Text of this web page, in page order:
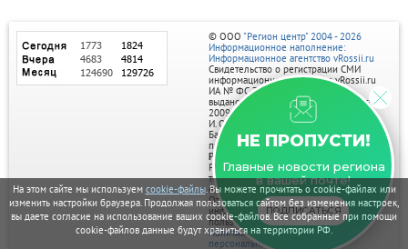
На этом сайте мы используем cookie-файлы. Вы можете прочитать о cookie-файлах или
изменить настройки браузера. Продолжая пользоваться сайтом без изменения настроек,
вы даете согласие на использование ваших cookie-файлов. Все собранные при помощи
cookie-файлов данные будут храниться на территории РФ.
НЕ ПРОПУСТИ!
Главные новости региона
в вашей почте!
ПОДПИСАТЬСЯ
© ООО "Регион центр" 2004 - 2026
Информационное наполнение:
Информационное агентство vRossii.ru
Свидетельство о регистрации СМИ
информационного агентства vRossii.ru
ИА № ФС 77‑35502
выдано РОСКОМНАДЗОРом 04 марта
2009г.
И. О. Главного редактора Нарыков А. Н.
Баннеры на портале размещаются на
правах рекламы.
Реклама на портале:
Рекламное агентство "Умный маркетинг"
тел. 7-910-267-70-40,
email: umnyy.marketing@yandex.ru
Отдельные публикации могут содержать
информацию, не предназначенную для
пользователей до 18 лет.
Политика в отношении обработки
персональных данных